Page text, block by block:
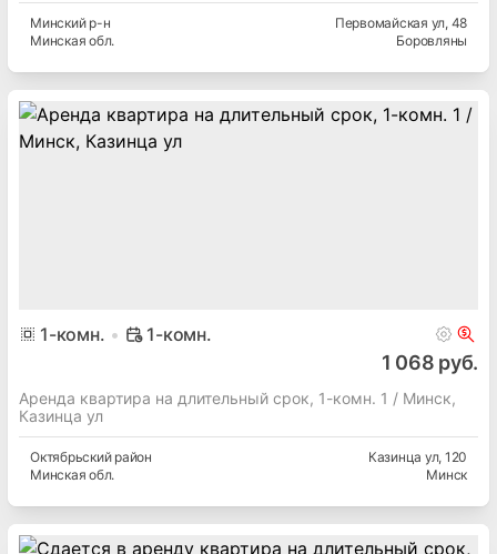
Минскийр-н
Минская обл.
Первомайская ул, 48
Боровляны
1-комн. 1-комн.
1 068 руб.
Аренда квартира на длительный срок, 1-комн. 1 / Минск,
Казинца ул
Октябрьскийрайон
Минская обл.
Казинца ул, 120
Минск